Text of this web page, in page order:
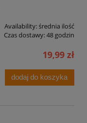
Availability:średnia ilość
Czas dostawy:48 godzin
19,99 zł
dodaj do koszyka